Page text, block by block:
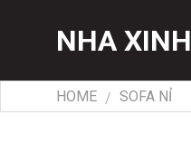
NHA XINH
HOME / SOFA NỈ